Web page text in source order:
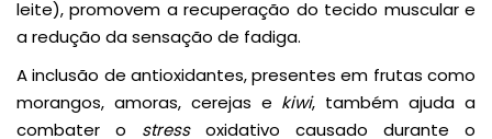
leite), promovem a recuperação do tecido muscular e
a redução da sensação de fadiga.
A inclusão de antioxidantes, presentes em frutas como
morangos, amoras, cerejas e kiwi, também ajuda a
combater o stressoxidativo causado durante o